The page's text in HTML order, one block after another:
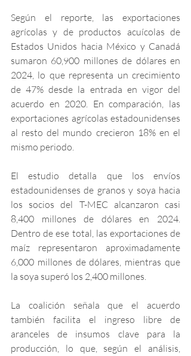
Según el reporte, las exportaciones
agrícolas y de productos acuícolas de
Estados Unidos hacia México y Canadá
sumaron 60,900 millones de dólares en
2024, lo que representa un crecimiento
de 47% desde la entrada en vigor del
acuerdo en 2020. En comparación, las
exportaciones agrícolas estadounidenses
al resto del mundo crecieron 18% en el
mismo periodo.
El estudio detalla que los envíos
estadounidenses de granos y soya hacia
los socios del T-MEC alcanzaron casi
8,400 millones de dólares en 2024.
Dentro de ese total, las exportaciones de
maíz representaron aproximadamente
6,000 millones de dólares, mientras que
la soya superó los 2,400 millones.
La coalición señala que el acuerdo
también facilita el ingreso libre de
aranceles de insumos clave para la
producción, lo que, según el análisis,